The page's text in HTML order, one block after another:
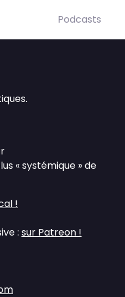
Podcasts
« systémique » de
!
: sur Patreon !